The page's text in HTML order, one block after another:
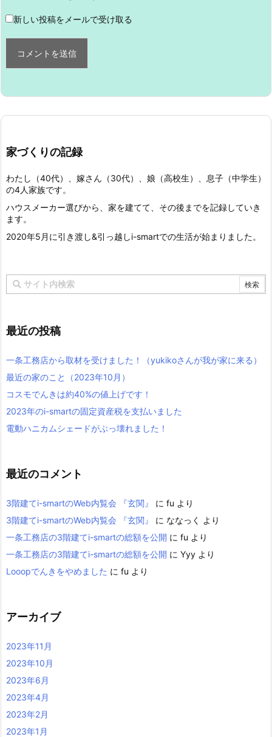
新しい投稿をメールで受け取る
家づくりの記録
わたし（40代）、嫁さん（30代）、娘（高校生）、息子（中学生）
の4人家族です。
ハウスメーカー選びから、家を建てて、その後までを記録していき
ます。
2020年5月に引き渡し&引っ越しi-smartでの生活が始まりました。
最近の投稿
一条工務店から取材を受けました！（yukikoさんが我が家に来る）
最近の家のこと（2023年10月）
コスモでんきは約40%の値上げです！
2023年のi-smartの固定資産税を支払いました
電動ハニカムシェードがぶっ壊れました！
最近のコメント
3階建てi-smartのWeb内覧会 『玄関』 に fu より
3階建てi-smartのWeb内覧会 『玄関』
に ななっく
より
一条工務店の3階建てi-smartの総額を公開 に fu より
一条工務店の3階建てi-smartの総額を公開 に Yyy より
Looopでんきをやめました に fu より
アーカイブ
2023年11月
2023年10月
2023年6月
2023年4月
2023年2月
2023年1月